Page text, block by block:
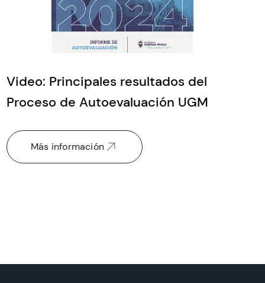
Video: Principales resultados del
Proceso de Autoevaluación UGM
Más información